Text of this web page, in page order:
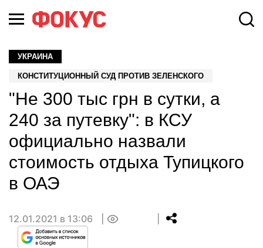
УКРАИНА
КОНСТИТУЦИОННЫЙ СУД ПРОТИВ ЗЕЛЕНСКОГО
"Не 300 тыс грн в сутки, а
240 за путевку": в КСУ
официально назвали
стоимость отдыха Тупицкого
в ОАЭ
12.01.2021 в 13:06